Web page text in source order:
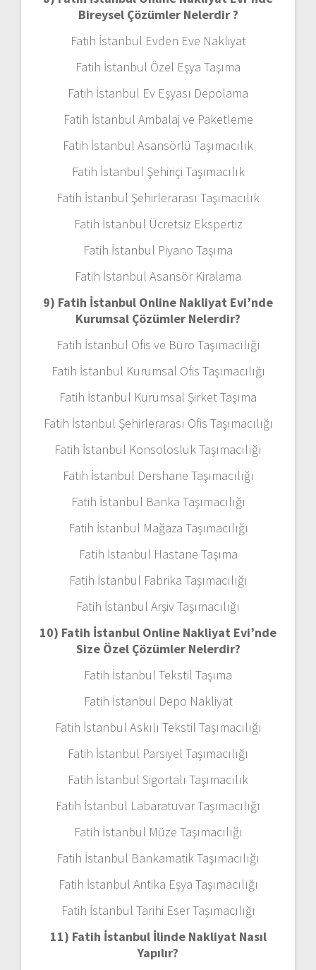
Bireysel Çözümler Nelerdir ?
Fatih İstanbul Evden Eve Nakliyat
Fatih İstanbul Özel Eşya Taşıma
Fatih İstanbul Ev Eşyası Depolama
Fatih İstanbul Ambalaj ve Paketleme
Fatih İstanbul Asansörlü Taşımacılık
Fatih İstanbul Şehiriçi Taşımacılık
Fatih İstanbul Şehirlerarası Taşımacılık
Fatih İstanbul Ücretsiz Ekspertiz
Fatih İstanbul Piyano Taşıma
Fatih İstanbul Asansör Kiralama
9) Fatih İstanbul Online Nakliyat Evi’nde
Kurumsal Çözümler Nelerdir?
Fatih İstanbul Ofis ve Büro Taşımacılığı
Fatih İstanbul Kurumsal Ofis Taşımacılığı
Fatih İstanbul Kurumsal Şirket Taşıma
Fatih İstanbul Şehirlerarası Ofis Taşımacılığı
Fatih İstanbul Konsolosluk Taşımacılığı
Fatih İstanbul Dershane Taşımacılığı
Fatih İstanbul Banka Taşımacılığı
Fatih İstanbul Mağaza Taşımacılığı
Fatih İstanbul Hastane Taşıma
Fatih İstanbul Fabrika Taşımacılığı
Fatih İstanbul Arşiv Taşımacılığı
10) Fatih İstanbul Online Nakliyat Evi’nde
Size Özel Çözümler Nelerdir?
Fatih İstanbul Tekstil Taşıma
Fatih İstanbul Depo Nakliyat
Fatih İstanbul Askılı Tekstil Taşımacılığı
Fatih İstanbul Parsiyel Taşımacılığı
Fatih İstanbul Sigortalı Taşımacılık
Fatih İstanbul Labaratuvar Taşımacılığı
Fatih İstanbul Müze Taşımacılığı
Fatih İstanbul Bankamatik Taşımacılığı
Fatih İstanbul Antika Eşya Taşımacılığı
Fatih İstanbul Tarihi Eser Taşımacılığı
11) Fatih İstanbul İlinde Nakliyat Nasıl
Yapılır?